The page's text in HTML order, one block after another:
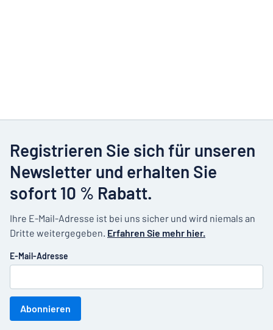
Registrieren Sie sich für unseren
Newsletter und erhalten Sie
sofort 10 % Rabatt.
Ihre E-Mail-Adresse ist bei uns sicher und wird niemals an
Dritte weitergegeben. Erfahren Sie mehr hier.
E-Mail-Adresse
Abonnieren